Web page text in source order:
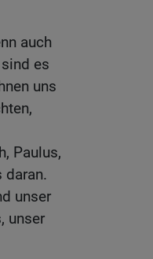
auch
es
uns
Paulus,
daran.
unser
unser